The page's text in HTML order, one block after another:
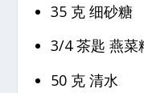
35 克 细砂糖
3/4 茶匙 燕菜
50 克 清水